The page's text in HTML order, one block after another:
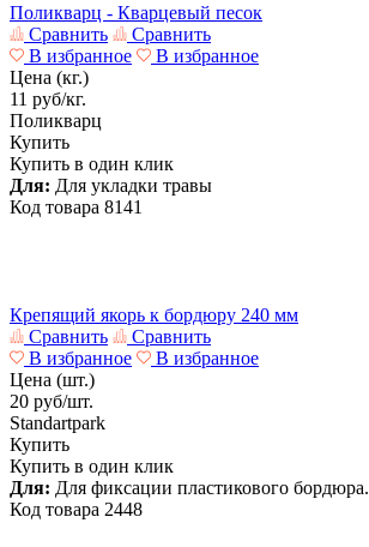
Поликварц - Кварцевый песок
Сравнить
Сравнить
В избранное
В избранное
Цена (кг.)
11 руб/кг.
Поликварц
Купить
Купить в один клик
Для: Для укладки травы
Код товара 8141
Крепящий якорь к бордюру 240 мм
Сравнить
Сравнить
В избранное
В избранное
Цена (шт.)
20 руб/шт.
Standartpark
Купить
Купить в один клик
Для: Для фиксации пластикового бордюра.
Код товара 2448